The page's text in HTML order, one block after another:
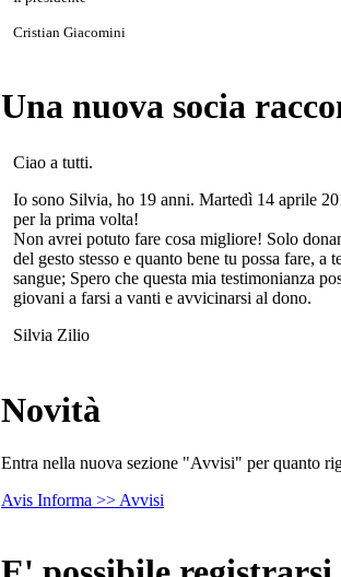
Cristian Giacomini
Una nuova socia
Ciao a tutti.
Io sono Silvia, ho 19 anni. Martedì 14 aprile
per la prima volta!
Non avrei potuto fare cosa migliore! Solo
del gesto stesso e quanto bene tu possa fare, a
sangue; Spero che questa mia testimonianza
giovani a farsi a vanti e avvicinarsi al dono.
Silvia Zilio
Novità
Entra nella nuova sezione "Avvisi" per quanto
Avis Informa >> Avvisi